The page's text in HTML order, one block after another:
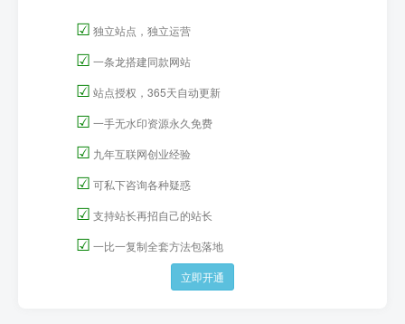
☑ 独立站点，独立运营
☑ 一条龙搭建同款网站
☑ 站点授权，365天自动更新
☑ 一手无水印资源永久免费
☑ 九年互联网创业经验
☑ 可私下咨询各种疑惑
☑ 支持站长再招自己的站长
☑ 一比一复制全套方法包落地
立即开通